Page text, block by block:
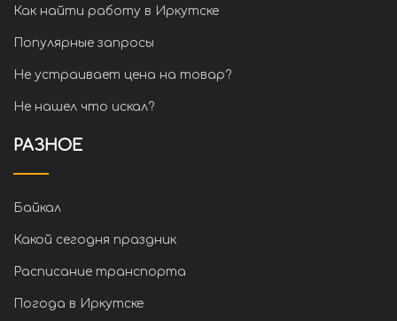
Как найти работу в Иркутске
Популярные запросы
Не устраивает цена на товар?
Не нашел что искал?
РАЗНОЕ
Байкал
Какой сегодня праздник
Расписание транспорта
Погода в Иркутске